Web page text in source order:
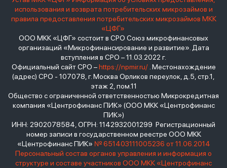
использования и возврата потребительских микрозаймов и
правила предоставления потребительских микрозаймов МКК
«ЦФГ»
ООО МКК «ЦФГ» состоит в СРО Союз микрофинансовых
организаций «Микрофинансирование и развитие». Дата
вступления в СРО – 11.03.2022 г.
Официальный сайт СРО –https://npmir.ru/. Местонахождение
(адрес) СРО - 107078, г. Москва Орликов переулок, д.5, стр.1,
этаж 2, пом.11
Общество с ограниченной ответственностью Микрокредитная
компания «Центрофинанс ПИК» (ООО МКК «Центрофинанс
ПИК»)
ИНН: 2902078584, ОГРН: 1142932001299 Регистрационный
номер записи в государственном реестре ООО МКК
«Центрофинанс ПИК» № 651403111005236 от 11.06.2014
Персональный состав органов управления и информация о
структуре и составе участников ООО МКК «Центрофинанс